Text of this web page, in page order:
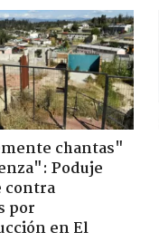
chantas"
Poduje
contra
por
en El